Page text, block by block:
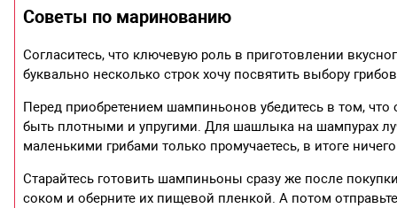
Советы по маринованию
Согласитесь, что ключевую роль в приготовлении
буквально несколько строк хочу посвятить выбору
Перед приобретением шампиньонов убедитесь в том,
быть плотными и упругими. Для шашлыка на шампурах
маленькими грибами только промучаетесь, в итоге
Старайтесь готовить шампиньоны сразу же после
соком и оберните их пищевой пленкой. А потом